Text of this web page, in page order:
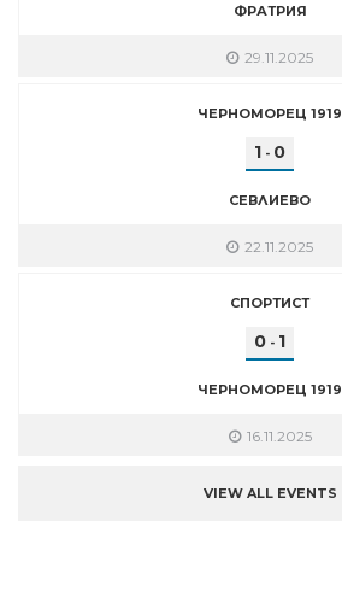
ФРАТРИЯ
29.11.2025
ЧЕРНОМОРЕЦ 1919
1 - 0
СЕВЛИЕВО
22.11.2025
СПОРТИСТ
0 - 1
ЧЕРНОМОРЕЦ 1919
16.11.2025
VIEW ALL EVENTS